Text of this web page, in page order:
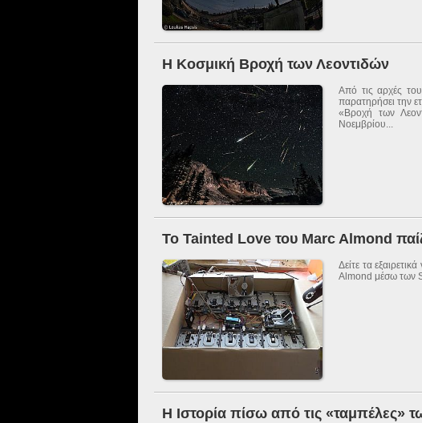
Η Κοσμική Βροχή των Λεοντιδών
Από τις αρχές
παρατηρήσει την
«Βροχή των
Νοεμβρίου...
Το Tainted Love του Marc Almond
Δείτε τα
Almond μέσω των
Η Ιστορία πίσω από τις «ταμπέλες»